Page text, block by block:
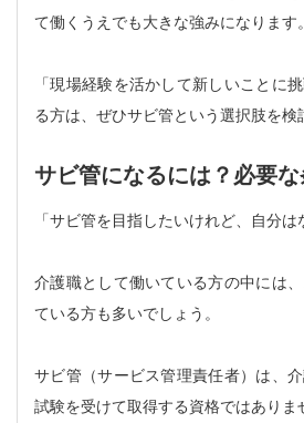
て働くうえでも大きな強みになります。
「現場経験を活かして新しいことに
る方は、ぜひサビ管という選択肢を検
サビ管になるには？必要
「サビ管を目指したいけれど、自分は
介護職として働いている方の中には
ている方も多いでしょう。
サビ管（サービス管理責任者）は、
試験を受けて取得する資格ではありま